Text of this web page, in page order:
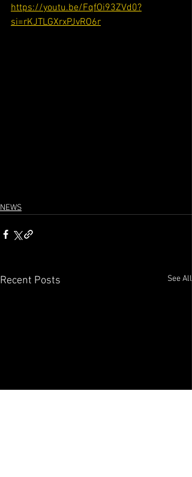
https://youtu.be/FqfOi93ZVd0?
si=rKJTLGXrxPJvRO6r
NEWS
Recent Posts See All